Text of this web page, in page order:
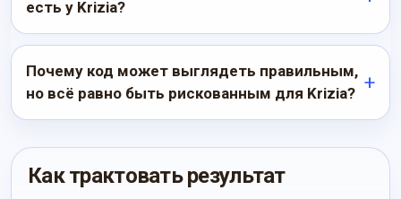
есть у Krizia?
Почему код может выглядеть правильным,
но всё равно быть рискованным для Krizia?
Как трактовать результат